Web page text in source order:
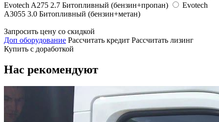
Evotech A275 2.7 Битопливный (бензин+пропан)
Evotech
А3055 3.0 Битопливный (бензин+метан)
Запросить цену со скидкой
Доп оборудование Рассчитать кредит Рассчитать лизинг
Купить с доработкой
Нас рекомендуют